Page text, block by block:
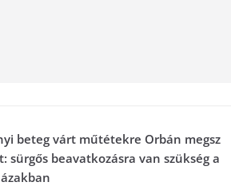
beteg várt műtétekre Orbán megsz
sürgős beavatkozásra van szükség a